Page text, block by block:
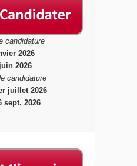
candidature
2026
2026
candidature
juillet 2026
sept. 2026